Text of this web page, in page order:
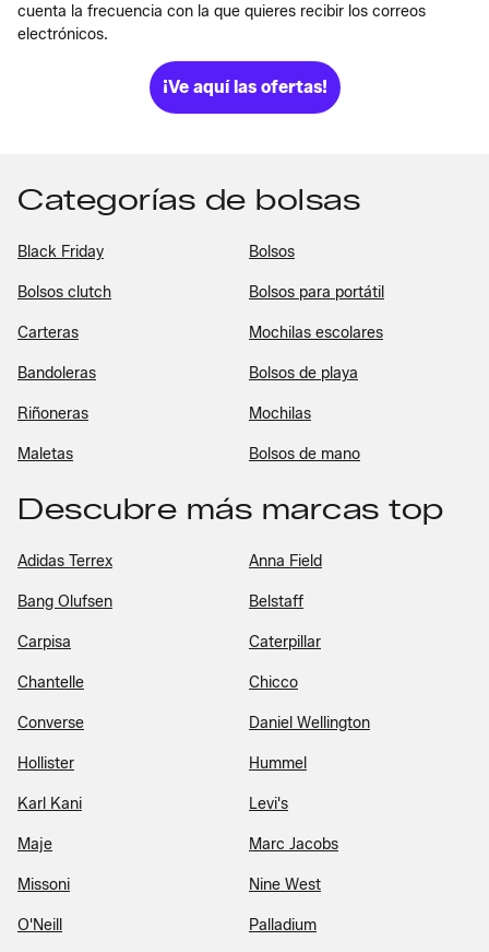
cuenta la frecuencia con la que quieres recibir los correos
electrónicos.
¡Ve aquí las ofertas!
Categorías de bolsas
Black Friday Bolsos
Bolsos clutch Bolsos para portátil
Carteras Mochilas escolares
Bandoleras Bolsos de playa
Riñoneras Mochilas
Maletas Bolsos de mano
Descubre más marcas top
Adidas Terrex Anna Field
Bang Olufsen Belstaff
Carpisa Caterpillar
Chantelle Chicco
Converse Daniel Wellington
Hollister Hummel
Karl Kani Levi's
Maje Marc Jacobs
Missoni Nine West
O'Neill Palladium